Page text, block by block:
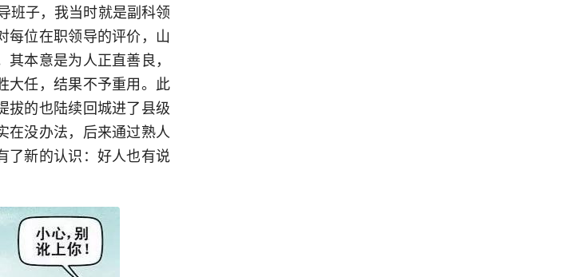
班子，我当时就是副科领
每位在职领导的评价，山
本意是为人正直善良，
大任，结果不予重用。此
拔的也陆续回城进了县级
在没办法，后来通过熟人
了新的认识：好人也有说